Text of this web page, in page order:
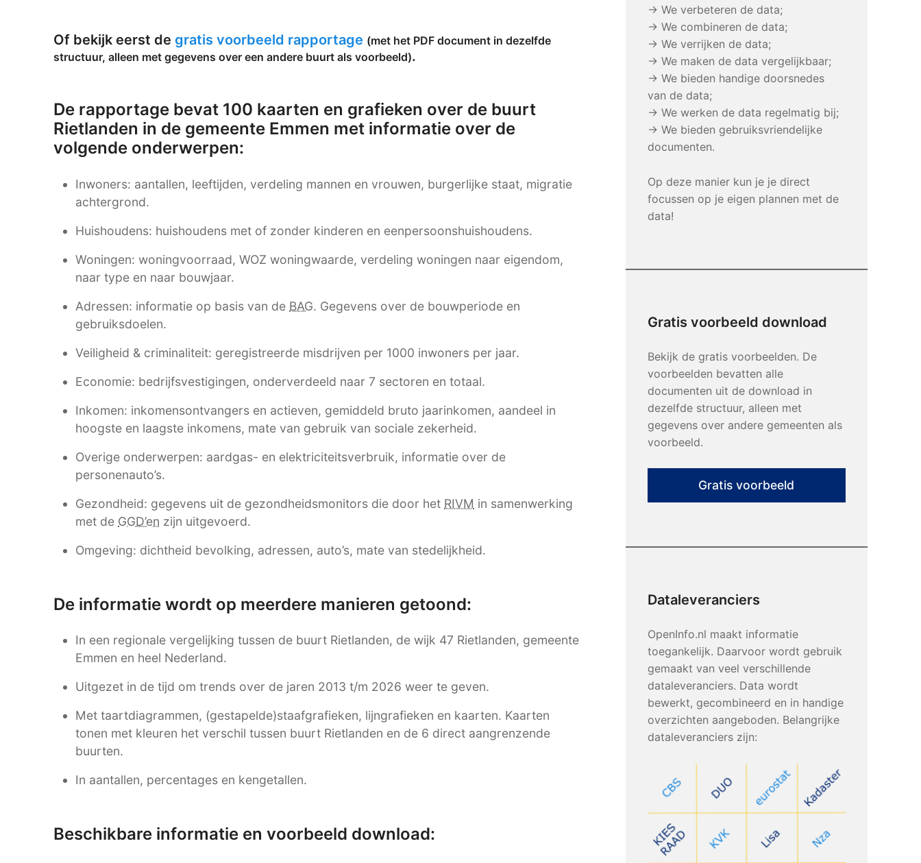
Of bekijk eerst de gratis voorbeeld rapportage (met het PDF document in dezelfde
structuur, alleen met gegevens over een andere buurt als voorbeeld).
De rapportage bevat 100 kaarten en grafieken over de buurt
Rietlanden in de gemeente Emmen met informatie over de
volgende onderwerpen:
Inwoners: aantallen, leeftijden, verdeling mannen en vrouwen, burgerlijke staat, migratie
achtergrond.
Huishoudens: huishoudens met of zonder kinderen en eenpersoonshuishoudens.
Woningen: woningvoorraad, WOZ woningwaarde, verdeling woningen naar eigendom,
naar type en naar bouwjaar.
Adressen: informatie op basis van de BAG. Gegevens over de bouwperiode en
gebruiksdoelen.
Veiligheid & criminaliteit: geregistreerde misdrijven per 1000 inwoners per jaar.
Economie: bedrijfsvestigingen, onderverdeeld naar 7 sectoren en totaal.
Inkomen: inkomensontvangers en actieven, gemiddeld bruto jaarinkomen, aandeel in
hoogste en laagste inkomens, mate van gebruik van sociale zekerheid.
Overige onderwerpen: aardgas- en elektriciteitsverbruik, informatie over de
personenauto’s.
Gezondheid: gegevens uit de gezondheidsmonitors die door het RIVM in samenwerking
met de GGD’en zijn uitgevoerd.
Omgeving: dichtheid bevolking, adressen, auto’s, mate van stedelijkheid.
De informatie wordt op meerdere manieren getoond:
In een regionale vergelijking tussen de buurt Rietlanden, de wijk 47 Rietlanden, gemeente
Emmen en heel Nederland.
Uitgezet in de tijd om trends over de jaren 2013 t/m 2026 weer te geven.
Met taartdiagrammen, (gestapelde)staafgrafieken, lijngrafieken en kaarten. Kaarten
tonen met kleuren het verschil tussen buurt Rietlanden en de 6 direct aangrenzende
buurten.
In aantallen, percentages en kengetallen.
Beschikbare informatie en voorbeeld download:
→ We verbeteren de data;
→ We combineren de data;
→ We verrijken de data;
→ We maken de data vergelijkbaar;
→ We bieden handige doorsnedes
van de data;
→ We werken de data regelmatig bij;
→ We bieden gebruiksvriendelijke
documenten.
Op deze manier kun je je direct
focussen op je eigen plannen met de
data!
Gratis voorbeeld download
Bekijk de gratis voorbeelden. De
voorbeelden bevatten alle
documenten uit de download in
dezelfde structuur, alleen met
gegevens over andere gemeenten als
voorbeeld.
Gratis voorbeeld
Dataleveranciers
OpenInfo.nl maakt informatie
toegankelijk. Daarvoor wordt gebruik
gemaakt van veel verschillende
dataleveranciers. Data wordt
bewerkt, gecombineerd en in handige
overzichten aangeboden. Belangrijke
dataleveranciers zijn: